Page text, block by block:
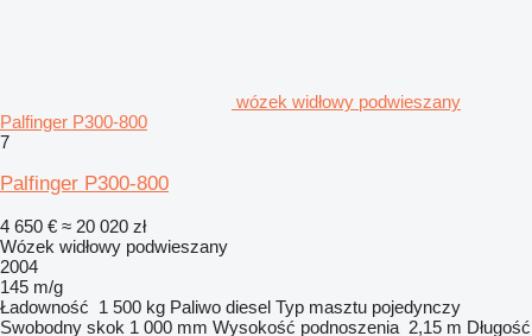
wózek widłowy podwieszany
Palfinger P300-800
7
Palfinger P300-800
4 650 € ≈ 20 020 zł
Wózek widłowy podwieszany
2004
145 m/g
Ładowność 1 500 kg Paliwo diesel Typ masztu pojedynczy
Swobodny skok 1 000 mm Wysokość podnoszenia 2,15 m Długość